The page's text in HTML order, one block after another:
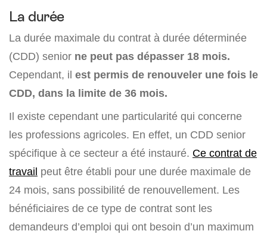
La durée
La durée maximale du contrat à durée déterminée
(CDD) senior ne peut pas dépasser 18 mois.
Cependant, il est permis de renouveler une fois le
CDD, dans la limite de 36 mois.
Il existe cependant une particularité qui concerne
les professions agricoles. En effet, un CDD senior
spécifique à ce secteur a été instauré. Ce contrat de
travail peut être établi pour une durée maximale de
24 mois, sans possibilité de renouvellement. Les
bénéficiaires de ce type de contrat sont les
demandeurs d’emploi qui ont besoin d’un maximum